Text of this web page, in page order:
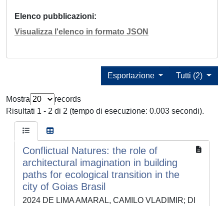
Elenco pubblicazioni
Visualizza l'elenco in formato JSON
Tutti (2)
Esportazione
Mostra
records
Risultati 1 - 2 di 2 (tempo di esecuzione: 0.003 secondi).
Conflictual Natures: the role of
architectural imagination in building
paths for ecological transition in the
city of Goias Brasil
2024 DE LIMA AMARAL, CAMILO VLADIMIR; DI